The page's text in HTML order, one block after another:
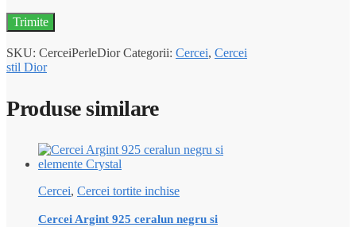
SKU: CerceiPerleDior Categorii: Cercei, Cercei
stil Dior
Produse similare
Cercei, Cercei tortite inchise
Cercei Argint 925 ceralun negru si